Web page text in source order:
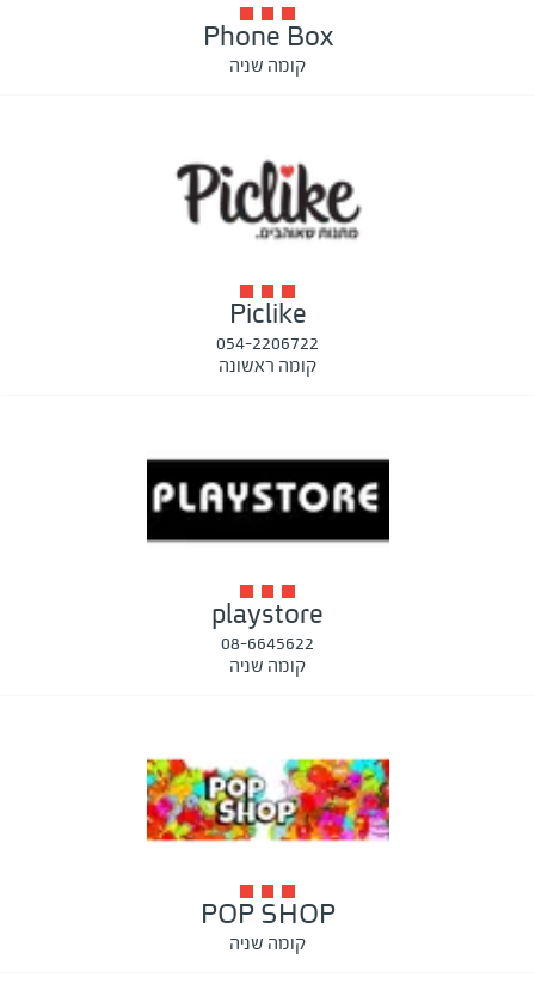
Phone Box
קומה שניה
Piclike
054-2206722
קומה ראשונה
playstore
08-6645622
קומה שניה
POP SHOP
קומה שניה